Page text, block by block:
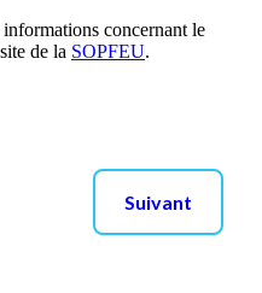
concernant le
de la SOPFEU.
Suivant